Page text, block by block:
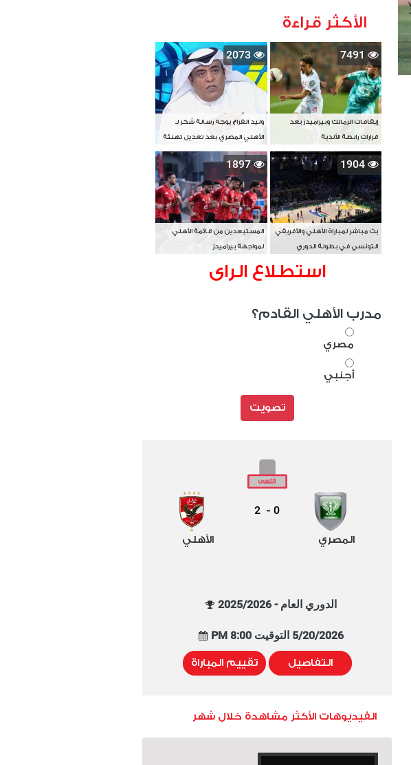
الأكثر قراءة
7491
إيقافات الزمالك وبيراميدز بعد
قرارات رابطة الأندية
2073
وليد الفراج يوجه رسالة شكر لـ
الأهلي المصري بعد تعديل تهنئة
بطل آسيا
1904
بث مباشر لمباراة الأهلي والأفريقي
التونسي في بطولة الدوري
1897
المستبعدين من قائمة الأهلي
لمواجهة بيراميدز
استطلاع الراى
مدرب الأهلي القادم؟
مصري
أجنبي
تصويت
المصري
0
-
2
الأهلي
الدوري العام - 2025/2026
5/20/2026 التوقيت 8:00 PM
التفاصيل تقييم المباراة
الفيديوهات الأكثر مشاهدة خلال شهر